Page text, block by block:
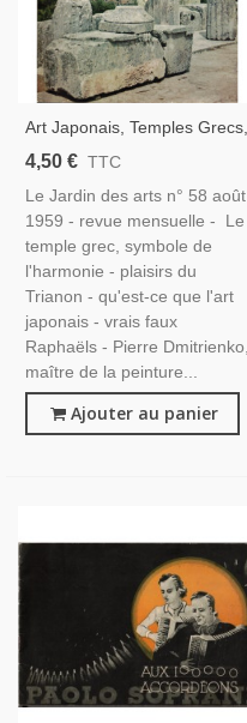
Art Japonais, Temples Grecs,
Grèce Antique, Dmitrienko
Jardin Des Arts N°16 Février
1956 -,
4,50 € TTC
Le Jardin des arts n° 58 août
1959 - revue mensuelle - Le
temple grec, symbole de
l'harmonie - plaisirs du
Trianon - qu'est-ce que l'art
japonais - vrais faux
Raphaëls - Pierre Dmitrienko,
maître de la peinture...
Ajouter au panier